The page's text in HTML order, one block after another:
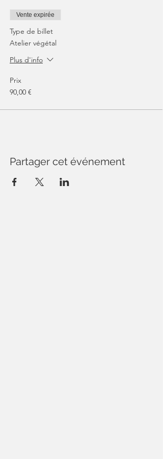
Vente expirée
Type de billet
Atelier végétal
Plus d'info
Prix
90,00 €
Partager cet événement